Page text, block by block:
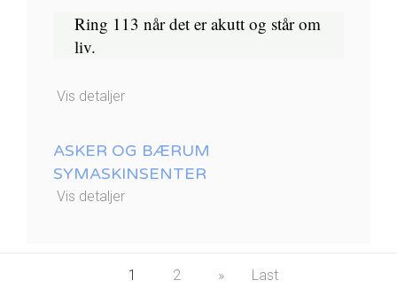
Ring 113 når det er akutt og står om
liv.​
Vis detaljer
ASKER OG BÆRUM
SYMASKINSENTER
Vis detaljer
1 2 » Last